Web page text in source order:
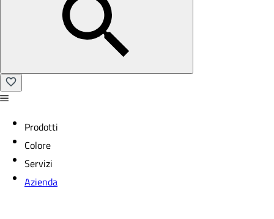
Prodotti
Colore
Servizi
Azienda